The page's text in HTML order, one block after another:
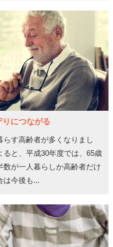
につながる
す高齢者が多くなりまし
と、平成30年度では、65歳
数が一人暮らしか高齢者だけ
は今後も...